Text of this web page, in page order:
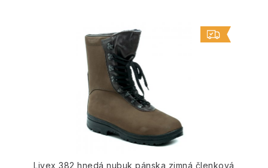
Livex 382 hnedá nubuk pánska zimná členková